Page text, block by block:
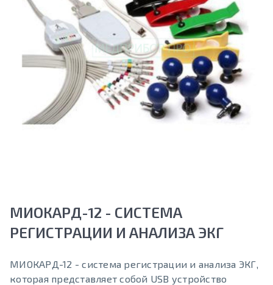
МИОКАРД-12 - СИСТЕМА
РЕГИСТРАЦИИ И АНАЛИЗА ЭКГ
МИОКАРД-12 - система регистрации и анализа ЭКГ,
которая представляет собой USB устройство